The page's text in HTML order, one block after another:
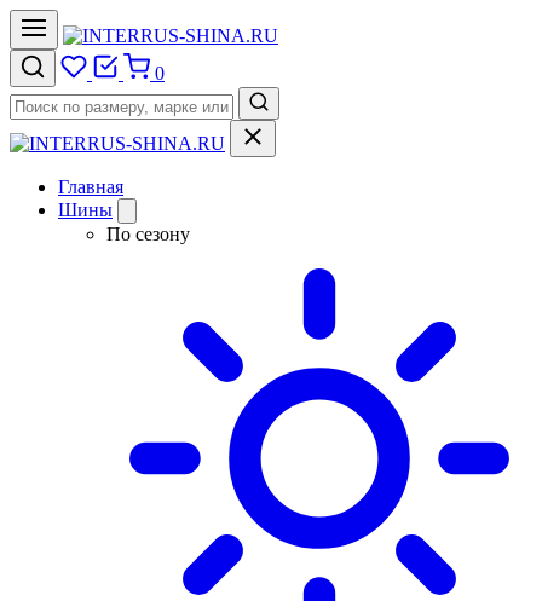
0
Главная
Шины
По сезону